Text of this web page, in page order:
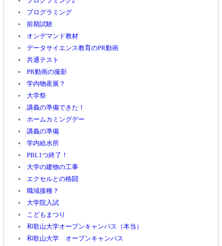
プログラミング
前期試験
オンデマンド教材
データサイエンス教育のPR動画
共通テスト
PR動画の撮影
学内物産展？
大学祭
講義の準備できた！
ホームカミングデー
講義の準備
学内給水所
PBL1つ終了！
大学の建物の工事
エクセルとの格闘
職域接種？
大学院入試
こどもまつり
和歌山大学オープンキャンパス（本当）
和歌山大学 オープンキャンパス